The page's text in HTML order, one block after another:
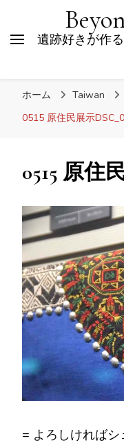
遺跡好きが作
ホーム Taiwan
0515 原住民展示
0515 原住
= よろしければ